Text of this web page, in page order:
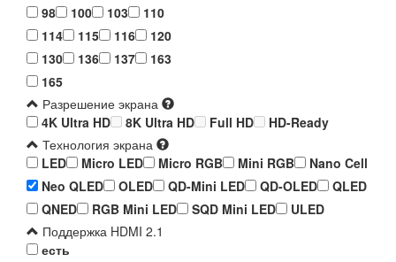
98
100 103
110
114
115 116
120
130
136 137
163
165
Разрешение экрана
4K Ultra HD
8K Ultra HD Full HD
HD-Ready
Технология экрана
LED
Micro LED Micro RGB Mini RGB
Nano Cell
Neo QLED
OLED QD-Mini LED QD-OLED
QLED
QNED
RGB Mini LED SQD Mini LED
ULED
Поддержка HDMI 2.1
есть